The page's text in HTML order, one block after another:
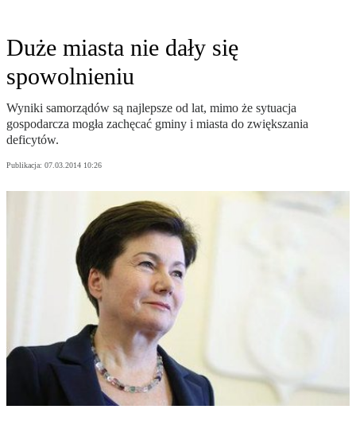
Duże miasta nie dały się
spowolnieniu
Wyniki samorządów są najlepsze od lat, mimo że sytuacja
gospodarcza mogła zachęcać gminy i miasta do zwiększania
deficytów.
Publikacja: 07.03.2014 10:26